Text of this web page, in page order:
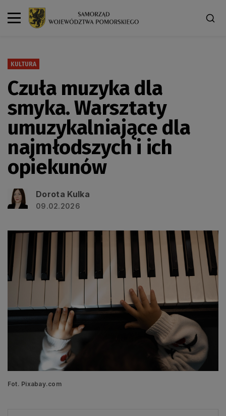
KULTURA
Czuła muzyka dla
smyka. Warsztaty
umuzykalniające dla
najmłodszych i ich
opiekunów
Dorota Kulka
09.02.2026
Fot. Pixabay.com